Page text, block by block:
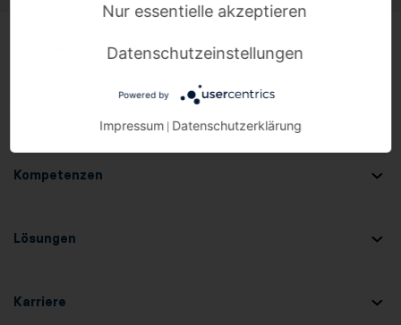
Kompetenzen
Lösungen
Karriere
Nur essentielle akzeptieren
Datenschutzeinstellungen
Powered by
Impressum Datenschutzerklärung